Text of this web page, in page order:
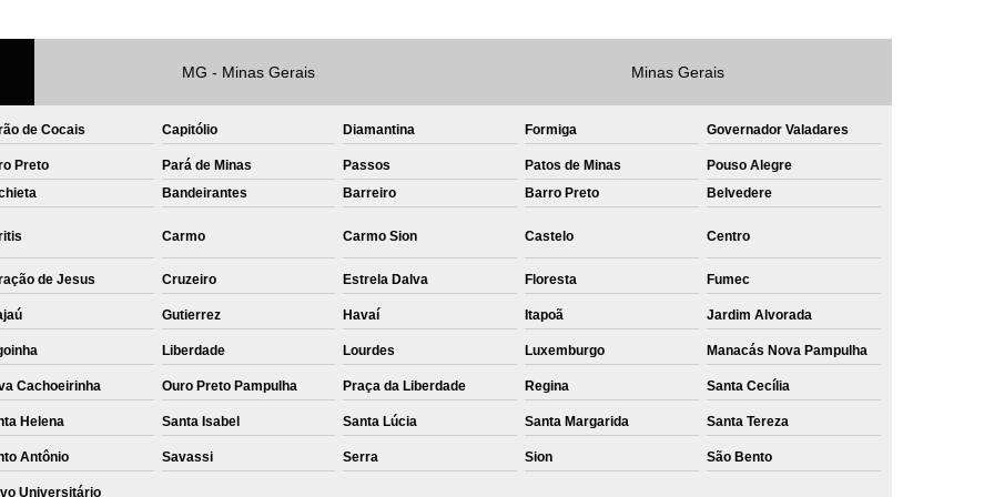
Private Label Têxtil Moda Infantil Brasília
Private Label Têxtil Streetwear Rio de Janeiro
Private Label
Private Label Alfaiataria
Private Label Bermudas
Private Label Biquínis
Private Label Bones
Private Label Camisetas
Private Label Camisetas T-shirt
Private Label Confecção
Private Label Têxtil
Sublimação Camiseta
Sublimação Camiseta Algodão
Sublimação de Camisetas
Sublimação de Camisetas de Algodão
Sublimação de Estampa em Camiseta
Sublimação em Camisetas
Sublimação em Tecido
Sublimação para Camisetas
Sublimação Total em Camisetas
MG - Minas Gerais Minas Gerais
de Cocais Capitólio Diamantina Formiga Governador Valadares
Preto Pará de Minas Passos Patos de Minas
Pouso Alegre
Bandeirantes Barreiro Barro Preto Belvedere
Carmo Carmo Sion Castelo Centro
de Jesus Cruzeiro Estrela Dalva Floresta Fumec
Gutierrez Havaí Itapoã Jardim Alvorada
Liberdade Lourdes Luxemburgo Manacás Nova Pampulha
Cachoeirinha Ouro Preto Pampulha Praça da Liberdade Regina Santa Cecília
Helena Santa Isabel Santa Lúcia Santa Margarida Santa Tereza
Antônio Savassi Serra Sion São Bento
Universitário